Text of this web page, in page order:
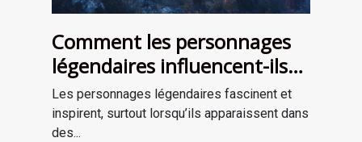
Comment les personnages
légendaires influencent-ils
les récits de survie ?
Les personnages légendaires fascinent et
inspirent, surtout lorsqu’ils apparaissent dans
des...